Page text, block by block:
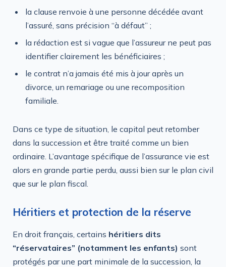
la clause renvoie à une personne décédée avant
l’assuré, sans précision “à défaut” ;
la rédaction est si vague que l’assureur ne peut pas
identifier clairement les bénéficiaires ;
le contrat n’a jamais été mis à jour après un
divorce, un remariage ou une recomposition
familiale.
Dans ce type de situation, le capital peut retomber
dans la succession et être traité comme un bien
ordinaire. L’avantage spécifique de l’assurance vie est
alors en grande partie perdu, aussi bien sur le plan civil
que sur le plan fiscal.
Héritiers et protection de la réserve
En droit français, certains héritiers dits
“réservataires” (notamment les enfants) sont
protégés par une part minimale de la succession, la